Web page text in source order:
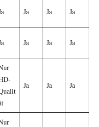
Ja Ja Ja
Ja Ja Ja
Ja Ja Ja